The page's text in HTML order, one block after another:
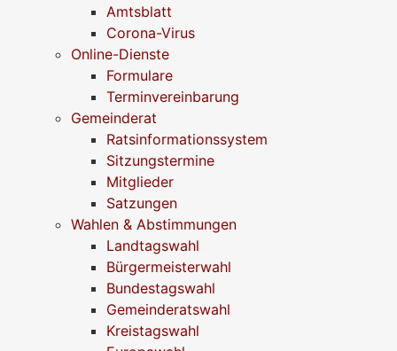
Amtsblatt
Corona-Virus
Online-Dienste
Formulare
Terminvereinbarung
Gemeinderat
Ratsinformationssystem
Sitzungstermine
Mitglieder
Satzungen
Wahlen & Abstimmungen
Landtagswahl
Bürgermeisterwahl
Bundestagswahl
Gemeinderatswahl
Kreistagswahl